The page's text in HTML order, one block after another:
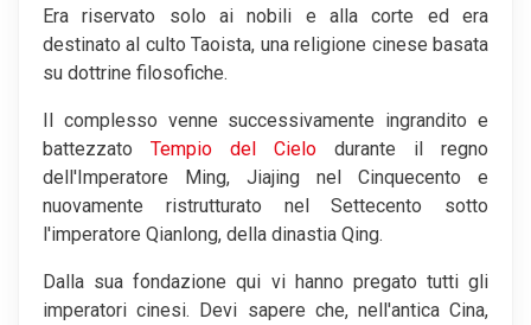
Era riservato solo ai nobili e alla corte ed era
destinato al culto Taoista, una religione cinese basata
su dottrine filosofiche.
Il complesso venne successivamente ingrandito e
battezzato Tempio del Cielo durante il regno
dell'Imperatore Ming, Jiajing nel Cinquecento e
nuovamente ristrutturato nel Settecento sotto
l'imperatore Qianlong, della dinastia Qing.
Dalla sua fondazione qui vi hanno pregato tutti gli
imperatori cinesi. Devi sapere che, nell'antica Cina,